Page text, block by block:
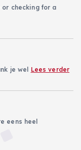
checking for a
je wel Lees verder
eens heel